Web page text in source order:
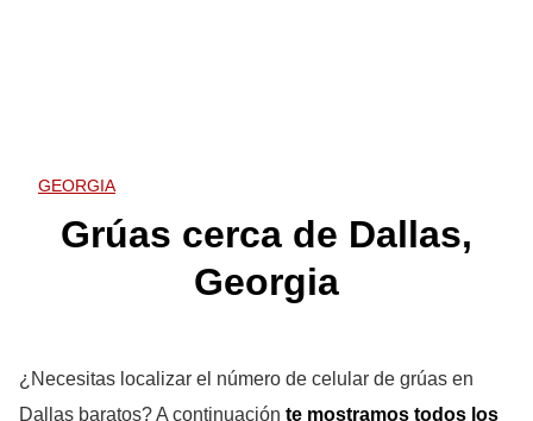
GEORGIA
Grúas cerca de Dallas,
Georgia
¿Necesitas localizar el número de celular de grúas en
Dallas baratos? A continuación te mostramos todos los